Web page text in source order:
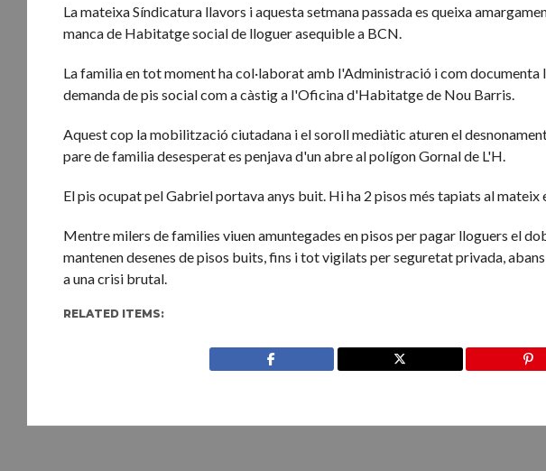
La mateixa Síndicatura llavors i aquesta setmana passada es queixa
manca de Habitatge social de lloguer asequible a BCN.
La familia en tot moment ha col·laborat amb l'Administració i com documenta
demanda de pis social com a càstig a l'Oficina d'Habitatge de Nou Barris.
Aquest cop la mobilització ciutadana i el soroll mediàtic aturen el
pare de familia desesperat es penjava d'un abre al polígon Gornal de L'H.
El pis ocupat pel Gabriel portava anys buit. Hi ha 2 pisos més tapiats al
Mentre milers de families viuen amuntegades en pisos per pagar lloguers el
mantenen desenes de pisos buits, fins i tot vigilats per seguretat privada,
a una crisi brutal.
RELATED ITEMS: